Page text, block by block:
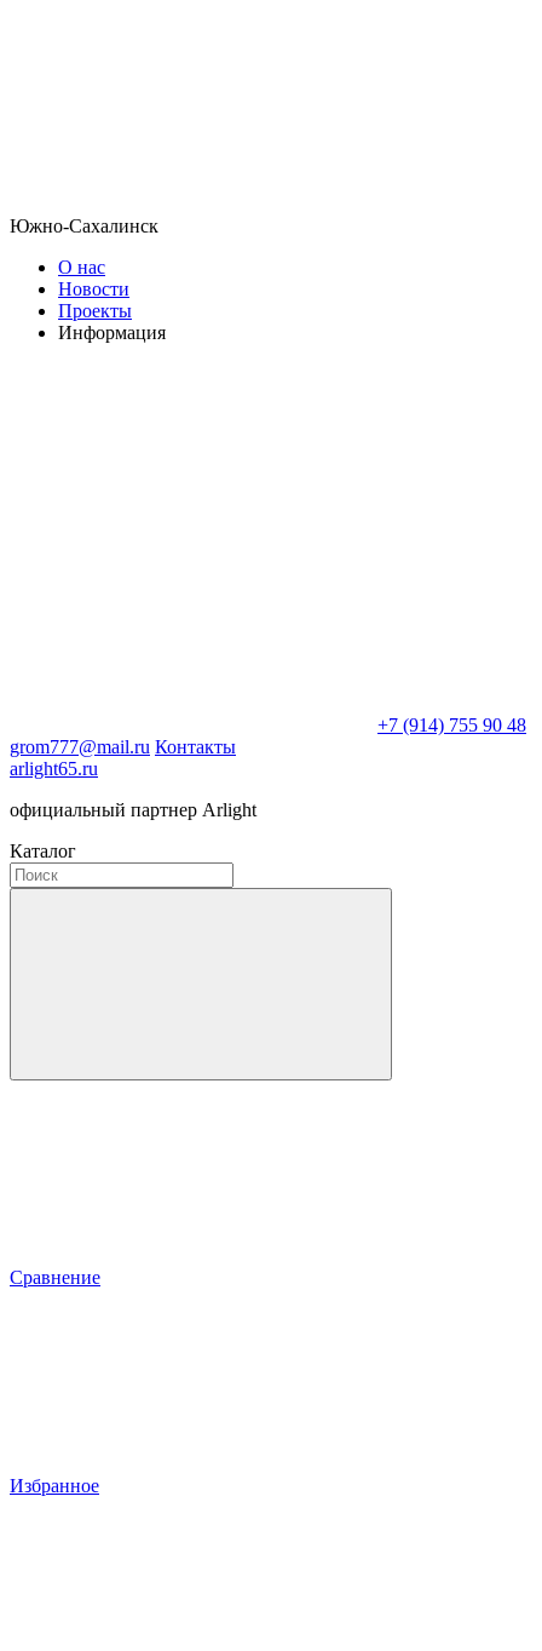
Южно-Сахалинск
О нас
Новости
Проекты
Информация
+7 (914) 755 90 48
grom777@mail.ru Контакты
arlight65.ru
официальный партнер Arlight
Каталог
Сравнение
Избранное